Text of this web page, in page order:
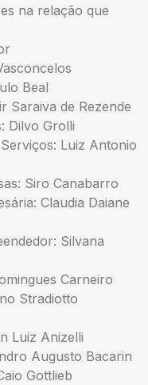
na relação que
Beal
Saraiva de Rezende
Dilvo Grolli
Luiz Antonio
Siro Canabarro
Claudia Daiane
Silvana
Carneiro
Stradiotto
Luiz Anizelli
Augusto Bacarin
Gottlieb